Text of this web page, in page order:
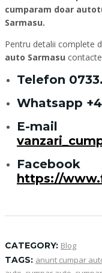
cumparam doar
Sarmasu.
Pentru detalii complete
auto Sarmasu
Telefon
Whatsapp
E-mail
Facebook
https://
CATEGORY: Blog
TAGS: anunt cumpar